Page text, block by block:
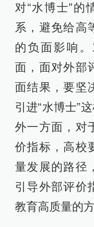
对“水博士”的
系，避免给高
的负面影响
面，面对外部
面结果，要坚
引进“水博士”
外一方面，对
价指标，高校
量发展的路径
引导外部评价
教育高质量的